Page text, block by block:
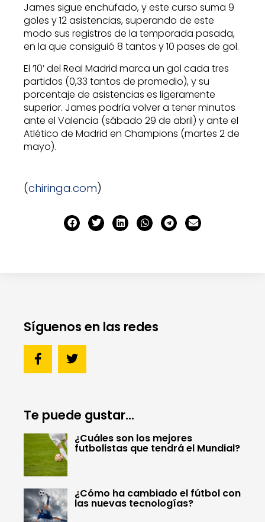
James sigue enchufado, y este curso suma 9
goles y 12 asistencias, superando de este
modo sus registros de la temporada pasada,
en la que consiguió 8 tantos y 10 pases de gol.
El ’10’ del Real Madrid marca un gol cada tres
partidos (0,33 tantos de promedio), y su
porcentaje de asistencias es ligeramente
superior. James podría volver a tener minutos
ante el Valencia (sábado 29 de abril) y ante el
Atlético de Madrid en Champions (martes 2 de
mayo).
(chiringa.com)
Síguenos en las redes
Te puede gustar...
¿Cuáles son los mejores
futbolistas que tendrá el Mundial?
¿Cómo ha cambiado el fútbol con
las nuevas tecnologías?